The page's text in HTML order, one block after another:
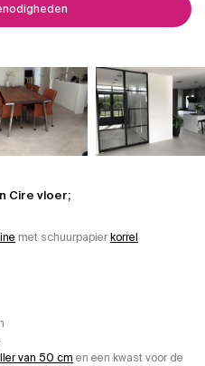
Cire vloer;
met schuurpapierkorrel
van 50 cm en een kwast voor de